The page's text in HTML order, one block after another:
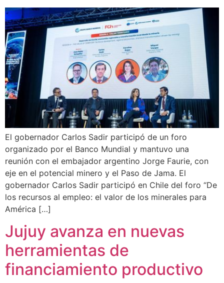
El gobernador Carlos Sadir participó de un foro
organizado por el Banco Mundial y mantuvo una
reunión con el embajador argentino Jorge Faurie, con
eje en el potencial minero y el Paso de Jama. El
gobernador Carlos Sadir participó en Chile del foro “De
los recursos al empleo: el valor de los minerales para
América […]
Jujuy avanza en nuevas
herramientas de
financiamiento productivo